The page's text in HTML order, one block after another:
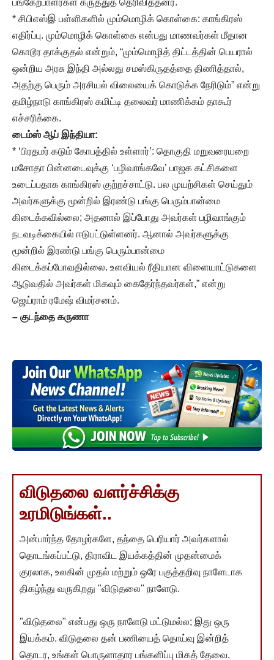
* சிபிஎஸ்இ பள்ளிகளில் மும்மொழிக் கொள்கை: காங்கிரஸ்
எதிர்ப்பு. மும்மொழிக் கொள்கை என்பது மாணவர்கள் மீதான
கொடூர தாக்குதல் என்றும், “மும்மொழித் திட்டத்தின் பெயரால்
ஒன்றிய அரசு இந்தி அல்லது சமஸ்கிருதத்தை திணித்தால்,
அதற்கு பெரும் அரசியல் விலையைக் கொடுக்க நேரிடும்” என்று
தமிழ்நாடு காங்கிரஸ் கமிட்டி தலைவர் மாணிக்கம் தாகூர்
எச்சரிக்கை.
டைம்ஸ் ஆப் இந்தியா:
* ‘பிரதமர் கடும் கோபத்தில் உள்ளார்’: தொகுதி மறுவரையறை
மசோதா பின்னடைவுக்கு ‘பழிவாங்கவே’ பாஜக கட்சிகளை
உடைப்பதாக காங்கிரஸ் குற்றச்சாட்டு. பல முயற்சிகள் செய்தும்
அவர்களுக்கு மூன்றில் இரண்டு பங்கு பெரும்பான்மை
கிடைக்கவில்லை; அதனால் இப்போது அவர்கள் பழிவாங்கும்
நடவடிக்கையில் ஈடுபட்டுள்ளனர். ஆனால் அவர்களுக்கு
மூன்றில் இரண்டு பங்கு பெரும்பான்மை
கிடைக்கப்போவதில்லை. உளவியல் ரீதியான விளையாட்டுகளை
ஆடுவதில் அவர்கள் மிகவும் கைதேர்ந்தவர்கள்,” என்று
ஜெய்ராம் ரமேஷ் விமர்சனம்.
– குடந்தை கருணா
விடுதலை வளர்ச்சிக்கு
உரமிடுங்கள்..
அன்பார்ந்த தோழர்களே, தந்தை பெரியார் அவர்களால்
தொடங்கப்பட்டு, திராவிட இயக்கத்தின் முதன்மைக்
குரலாக, உலகின் முதல் மற்றும் ஒரே பகுத்தறிவு நாளேடாக
திகழ்ந்து வருகிறது "விடுதலை" நாளேடு.
"விடுதலை" என்பது ஒரு நாளேடு மட்டுமல்ல; இது ஒரு
இயக்கம். விடுதலை தன் பணியைத் தொய்வு இன்றித்
தொடர, உங்கள் பொருளாதார பங்களிப்பு மிகத் தேவை.